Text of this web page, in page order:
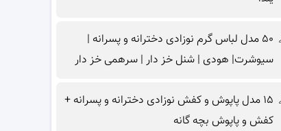
۵۰ مدل لباس گرم نوزادی دخترانه و پسرانه |
سیوشرت| هودی | شنل خز دار | سرهمی خز دار
۱۵ مدل پاپوش و کفش نوزادی دخترانه و پسرانه +
کفش و پاپوش بچه گانه